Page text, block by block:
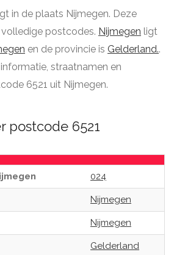
in de plaats Nijmegen. Deze
postcodes. Nijmegen ligt
en de provincie is Gelderland..
straatnamen en
6521 uit Nijmegen.
postcode 6521
024
Nijmegen
Nijmegen
Gelderland